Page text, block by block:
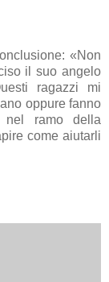
«Non
il suo angelo
ragazzi mi
oppure fanno
nel ramo della
come aiutarli